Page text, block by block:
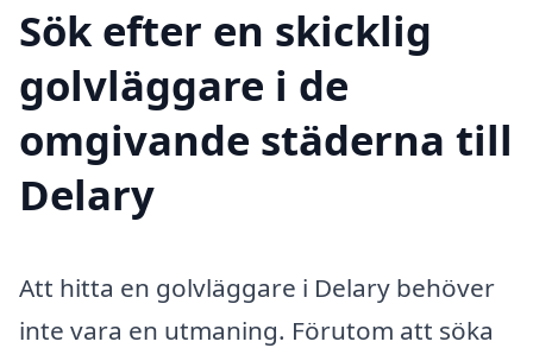
Sök efter en skicklig
golvläggare i de
omgivande städerna till
Delary
Att hitta en golvläggare i Delary behöver
inte vara en utmaning. Förutom att söka